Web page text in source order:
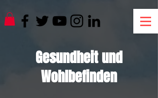
Gesundheit und
Wohlbefinden